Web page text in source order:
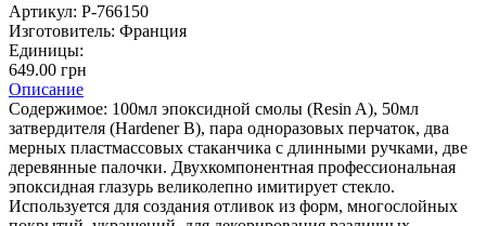
Артикул: P-766150
Изготовитель: Франция
Единицы:
649.00 грн
Описание
Содержимое: 100мл эпоксидной смолы (Resin A), 50мл
затвердителя (Hardener B), пара одноразовых перчаток, два
мерных пластмассовых стаканчика с длинными ручками, две
деревянные палочки. Двухкомпонентная профессиональная
эпоксидная глазурь великолепно имитирует стекло.
Используется для создания отливок из форм, многослойных